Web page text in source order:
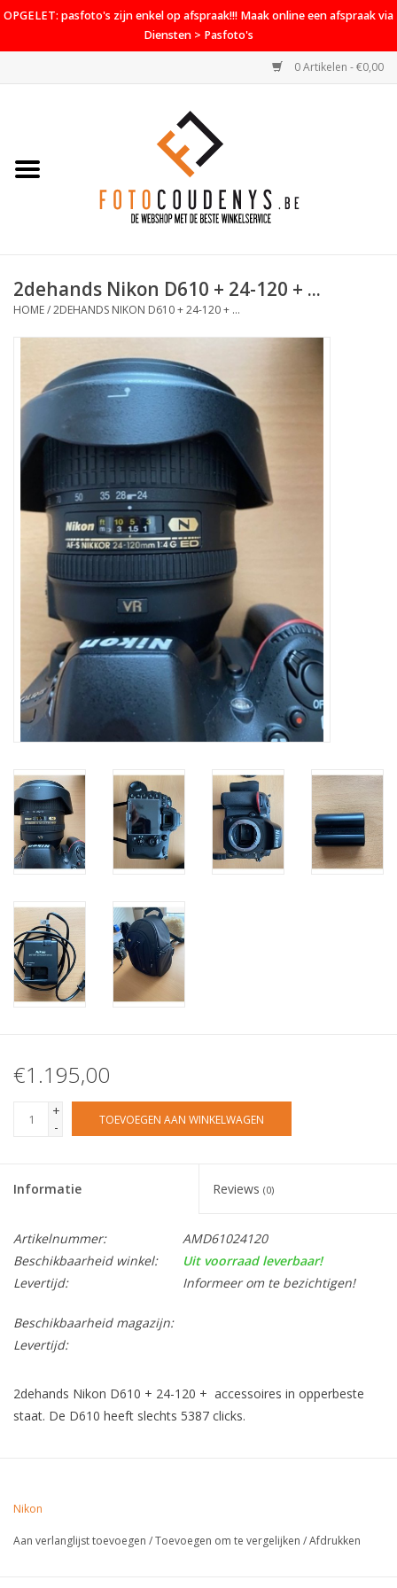
OPGELET: pasfoto's zijn enkel op afspraak!!! Maak online een afspraak via
Diensten > Pasfoto's
0 Artikelen - €0,00
Home
PROMO
Diensten
Contact
2dehands Nikon D610 + 24-120 + ...
HOME/2DEHANDS NIKON D610 + 24-120 + ...
€1.195,00
+
-
TOEVOEGEN AAN WINKELWAGEN
Informatie Reviews (0)
Artikelnummer:
AMD61024120
Beschikbaarheid winkel:
Uit voorraad leverbaar!
Levertijd:
Informeer om te bezichtigen!
Beschikbaarheid magazijn:
Levertijd:
2dehands Nikon D610 + 24-120 + accessoires in opperbeste
staat. De D610 heeft slechts 5387 clicks.
Nikon
Aan verlanglijst toevoegen /Toevoegen om te vergelijken /Afdrukken